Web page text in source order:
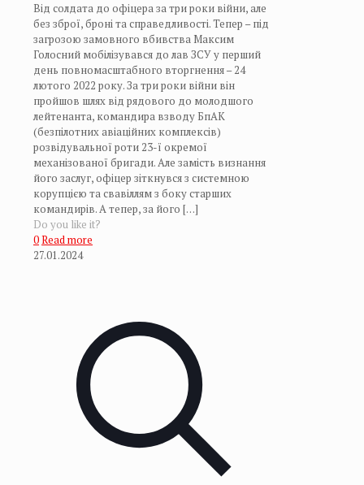
Від солдата до офіцера за три роки війни, але
без зброї, броні та справедливості. Тепер – під
загрозою замовного вбивства Максим
Голосний мобілізувався до лав ЗСУ у перший
день повномасштабного вторгнення – 24
лютого 2022 року. За три роки війни він
пройшов шлях від рядового до молодшого
лейтенанта, командира взводу БпАК
(безпілотних авіаційних комплексів)
розвідувальної роти 23-ї окремої
механізованої бригади. Але замість визнання
його заслуг, офіцер зіткнувся з системною
корупцією та свавіллям з боку старших
командирів. А тепер, за його […]
Do you like it?
0Read more
27.01.2024